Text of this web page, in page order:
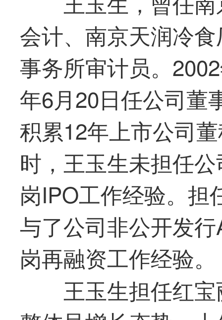
会计、南京天润冷
事务所审计员。
年6月20日任公司董
积累12年上市公司
时，王玉生未担任
岗IPO工作经验。担
与了公司非公开发
岗再融资工作经验。
王玉生担任红